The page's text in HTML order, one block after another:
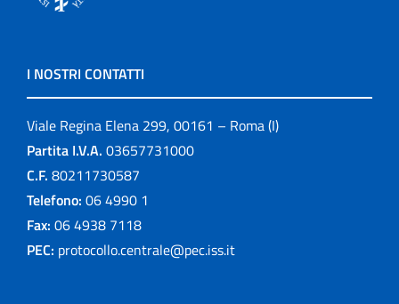
I NOSTRI CONTATTI
Viale Regina Elena 299, 00161 – Roma (I)
Partita I.V.A. 03657731000
C.F. 80211730587
Telefono: 06 4990 1
Fax: 06 4938 7118
PEC: protocollo.centrale@pec.iss.it